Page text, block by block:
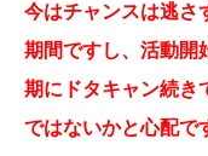
今はチャンスは逃さ
期間ですし、活動開
期にドタキャン続き
ではないかと心配で